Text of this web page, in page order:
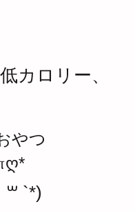
カロリー、
やつ
`*)